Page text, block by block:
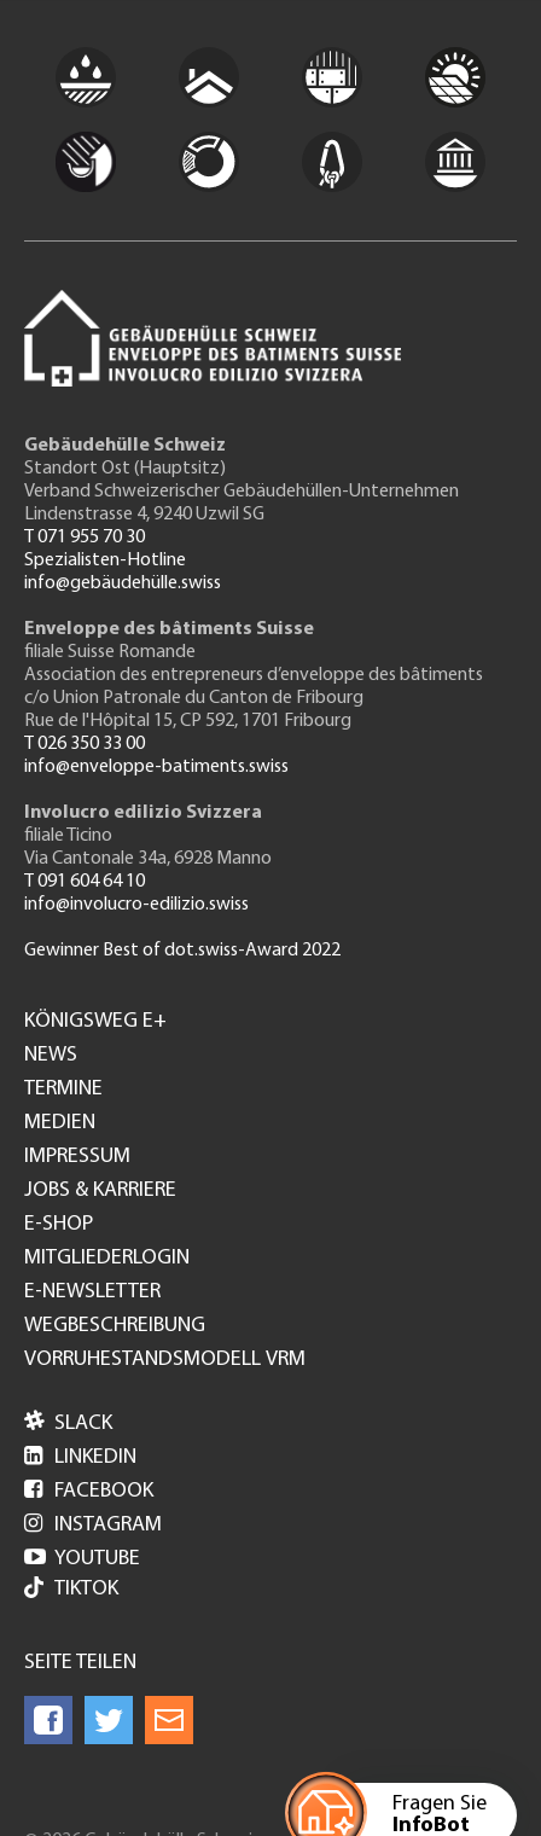
Fragen Sie
InfoBot
Gebäudehülle Schweiz
Standort Ost (Hauptsitz)
Verband Schweizerischer Gebäudehüllen-Unternehmen
Lindenstrasse 4, 9240 Uzwil SG
T 071 955 70 30
Spezialisten-Hotline
info@gebäudehülle.swiss
Enveloppe des bâtiments Suisse
filiale Suisse Romande
Association des entrepreneurs d’enveloppe des bâtiments
c/o Union Patronale du Canton de Fribourg
Rue de l'Hôpital 15, CP 592, 1701 Fribourg
T 026 350 33 00
info@enveloppe-batiments.swiss
Involucro edilizio Svizzera
filiale Ticino
Via Cantonale 34a, 6928 Manno
T 091 604 64 10
info@involucro-edilizio.swiss
Gewinner Best of dot.swiss-Award 2022
GH
KÖNIGSWEG E+
NEWS
TERMINE
MEDIEN
IMPRESSUM
JOBS & KARRIERE
E-SHOP
MITGLIEDERLOGIN
E-NEWSLETTER
WEGBESCHREIBUNG
VORRUHESTANDSMODELL VRM
 SLACK
 LINKEDIN
 FACEBOOK
 INSTAGRAM
 YOUTUBE
TIKTOK
SEITE TEILEN